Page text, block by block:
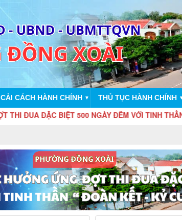
CẢI CÁCH HÀNH CHÍNH ▼ THỦ TỤC HÀNH CHÍNH
BIỆT 500 NGÀY ĐÊM VỚI TINH THẦN " ĐOÀN